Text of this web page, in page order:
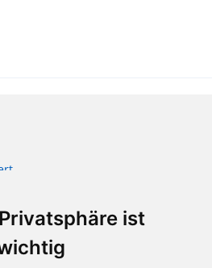
ist
Reparaturfragen